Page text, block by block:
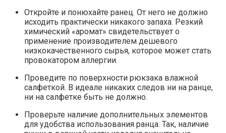
Откройте и понюхайте ранец. От него не должно
исходить практически никакого запаха. Резкий
химический «аромат» свидетельствует о
применение производителем дешевого
низкокачественного сырья, которое может стать
провокатором аллергии.
Проведите по поверхности рюкзака влажной
салфеткой. В идеале никаких следов ни на ранце,
ни на салфетке быть не должно.
Проверьте наличие дополнительных элементов
для удобства использования ранца. Так, наличие